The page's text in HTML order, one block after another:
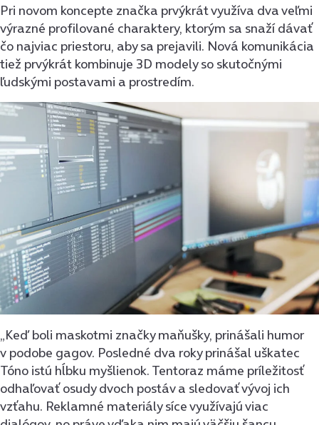
Pri novom koncepte značka prvýkrát využíva dva veľmi
výrazné profilované charaktery, ktorým sa snaží dávať
čo najviac priestoru, aby sa prejavili. Nová komunikácia
tiež prvýkrát kombinuje 3D modely so skutočnými
ľudskými postavami a prostredím.
„Keď boli maskotmi značky maňušky, prinášali humor
v podobe gagov. Posledné dva roky prinášal uškatec
Tóno istú hĺbku myšlienok. Tentoraz máme príležitosť
odhaľovať osudy dvoch postáv a sledovať vývoj ich
vzťahu. Reklamné materiály síce využívajú viac